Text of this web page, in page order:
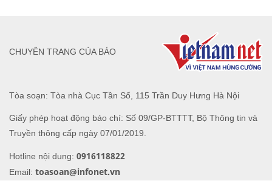
Tòa soạn: Tòa nhà Cục Tần Số, 115 Trần Duy Hưng Hà Nội
Giấy phép hoạt động báo chí: Số 09/GP-BTTTT, Bộ Thông tin và
Truyền thông cấp ngày 07/01/2019.
Hotline nội dung: 0916118822
Email: toasoan@infonet.vn
CHUYÊN TRANG CỦA BÁO